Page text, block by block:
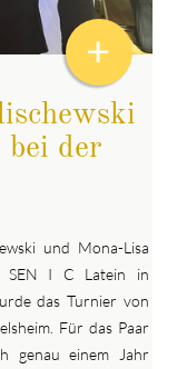
bei der
und Mona-Lisa
SEN I C Latein in
das Turnier von
Für das Paar
genau einem Jahr
+